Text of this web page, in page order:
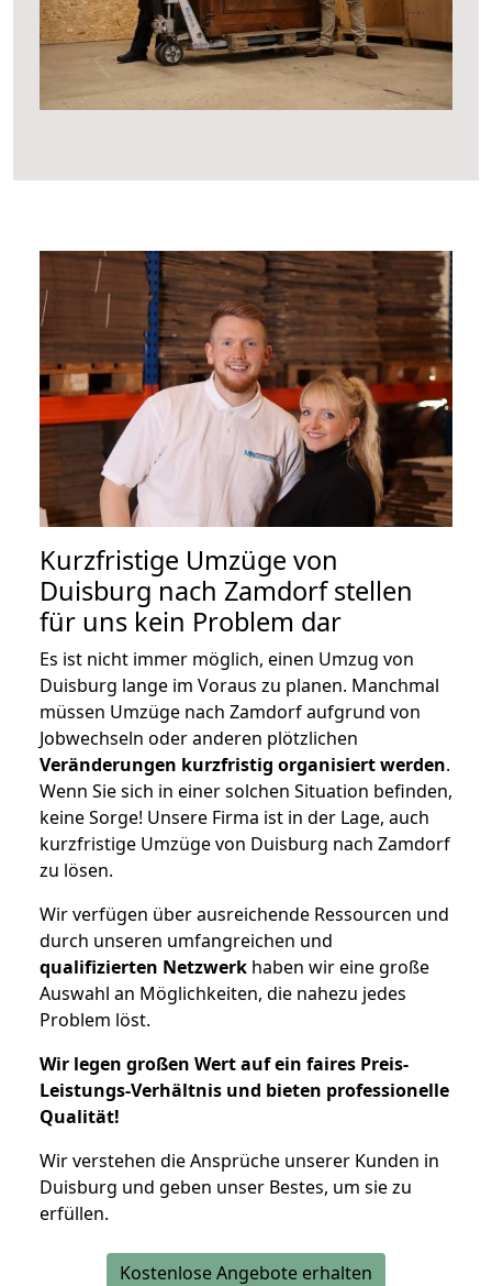
Kurzfristige Umzüge von
Duisburg nach Zamdorf stellen
für uns kein Problem dar
Es ist nicht immer möglich, einen Umzug von
Duisburg lange im Voraus zu planen. Manchmal
müssen Umzüge nach Zamdorf aufgrund von
Jobwechseln oder anderen plötzlichen
Veränderungen kurzfristig organisiert werden.
Wenn Sie sich in einer solchen Situation befinden,
keine Sorge! Unsere Firma ist in der Lage, auch
kurzfristige Umzüge von Duisburg nach Zamdorf
zu lösen.
Wir verfügen über ausreichende Ressourcen und
durch unseren umfangreichen und
qualifizierten Netzwerk haben wir eine große
Auswahl an Möglichkeiten, die nahezu jedes
Problem löst.
Wir legen großen Wert auf ein faires Preis-
Leistungs-Verhältnis und bieten professionelle
Qualität!
Wir verstehen die Ansprüche unserer Kunden in
Duisburg und geben unser Bestes, um sie zu
erfüllen.
Kostenlose Angebote erhalten